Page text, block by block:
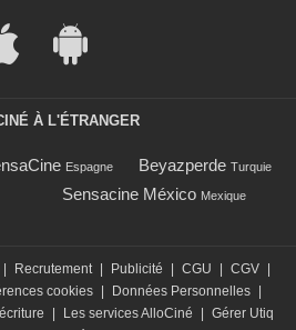
À L'ÉTRANGER
Espagne Beyazperde Turquie
Sensacine México Mexique
Recrutement Publicité CGU CGV
cookies Données Personnelles
Les services AlloCiné
Gérer Utiq